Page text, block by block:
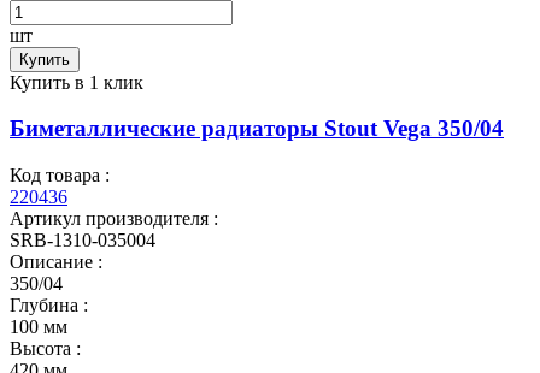
шт
Купить
Купить в 1 клик
Биметаллические радиаторы Stout Vega 350/04
Код товара :
220436
Артикул производителя :
SRB-1310-035004
Описание :
350/04
Глубина :
100 мм
Высота :